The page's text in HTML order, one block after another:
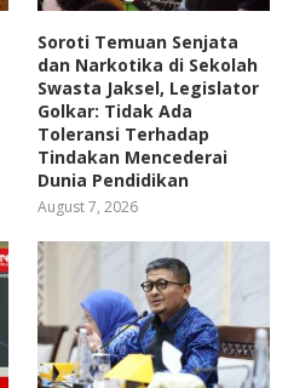
Soroti Temuan Senjata
dan Narkotika di Sekolah
Swasta Jaksel, Legislator
Golkar: Tidak Ada
Toleransi Terhadap
Tindakan Mencederai
Dunia Pendidikan
August 7, 2026